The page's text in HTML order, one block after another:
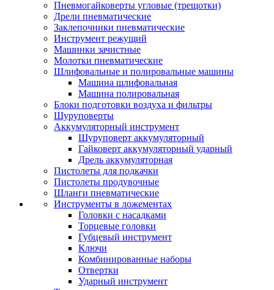
Пневмогайковерты угловые (трещотки)
Дрели пневматические
Заклепочники пневматические
Инструмент режущий
Машинки зачистные
Молотки пневматические
Шлифовальные и полировальные машины
Машина шлифовальная
Машина полировальная
Блоки подготовки воздуха и фильтры
Шуруповерты
Аккумуляторный инструмент
Шуруповерт аккумуляторный
Гайковерт аккумуляторный ударный
Дрель аккумуляторная
Пистолеты для подкачки
Пистолеты продувочные
Шланги пневматические
Инструменты в ложементах
Головки с насадками
Торцевые головки
Губцевый инструмент
Ключи
Комбинированные наборы
Отвертки
Ударный инструмент